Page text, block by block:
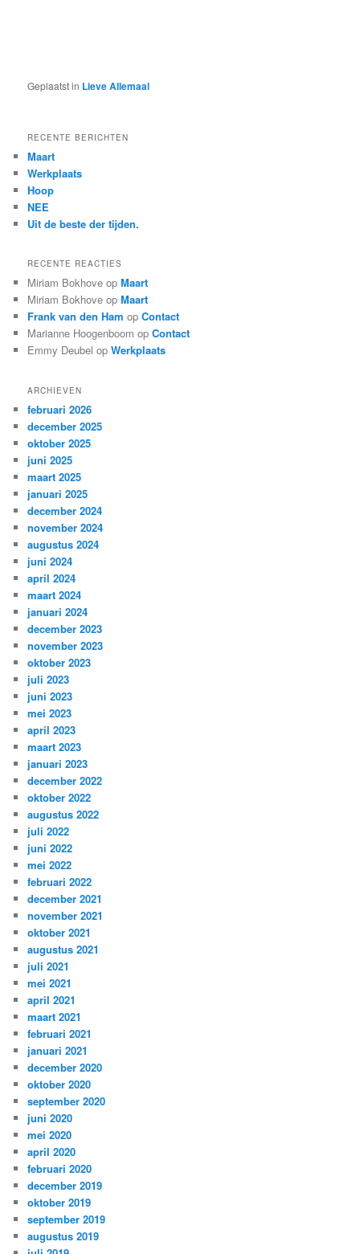
Geplaatst in Lieve Allemaal
RECENTE BERICHTEN
Maart
Werkplaats
Hoop
NEE
Uit de beste der tijden.
RECENTE REACTIES
Miriam Bokhove opMaart
Miriam Bokhove opMaart
Frank van den Ham opContact
Marianne Hoogenboom opContact
Emmy Deubel opWerkplaats
ARCHIEVEN
februari 2026
december 2025
oktober 2025
juni 2025
maart 2025
januari 2025
december 2024
november 2024
augustus 2024
juni 2024
april 2024
maart 2024
januari 2024
december 2023
november 2023
oktober 2023
juli 2023
juni 2023
mei 2023
april 2023
maart 2023
januari 2023
december 2022
oktober 2022
augustus 2022
juli 2022
juni 2022
mei 2022
februari 2022
december 2021
november 2021
oktober 2021
augustus 2021
juli 2021
mei 2021
april 2021
maart 2021
februari 2021
januari 2021
december 2020
oktober 2020
september 2020
juni 2020
mei 2020
april 2020
februari 2020
december 2019
oktober 2019
september 2019
augustus 2019